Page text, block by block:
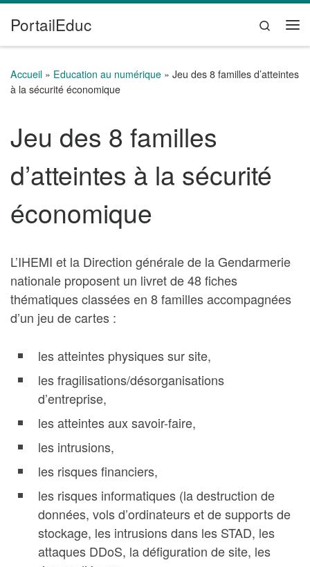
Passer au contenu
PortailEduc
Search
Accueil » Education au numérique » Jeu des 8 familles d’atteintes
à la sécurité économique
Jeu des 8 familles
d’atteintes à la sécurité
économique
L’IHEMI et la Direction générale de la Gendarmerie
nationale proposent un livret de 48 fiches
thématiques classées en 8 familles accompagnées
d’un jeu de cartes :
les atteintes physiques sur site,
les fragilisations/désorganisations
d’entreprise,
les atteintes aux savoir-faire,
les intrusions,
les risques financiers,
les risques informatiques (la destruction de
données, vols d’ordinateurs et de supports de
stockage, les intrusions dans les STAD, les
attaques DDoS, la défiguration de site, les